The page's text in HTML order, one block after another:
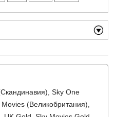
Sky One
(Великобритания),